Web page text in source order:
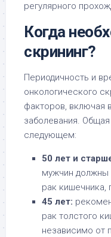
регулярного
Когда
скрининг?
Периодичность и
онкологического
факторов, включая
заболевания.
следующем:
50 лет и
мужчин должны
рак кишечника,
45 лет:
рак толстого
независимо от